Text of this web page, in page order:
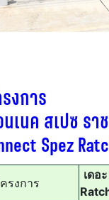
งการ
นเนค สเปซ ร
Spez
รงการ
เดอ